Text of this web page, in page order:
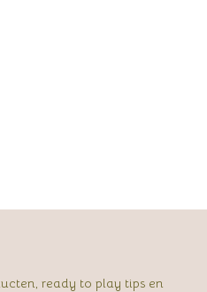
ready to play tips en